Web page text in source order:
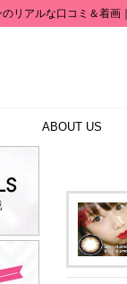
のリアルな口コミ＆着画
ABOUT US